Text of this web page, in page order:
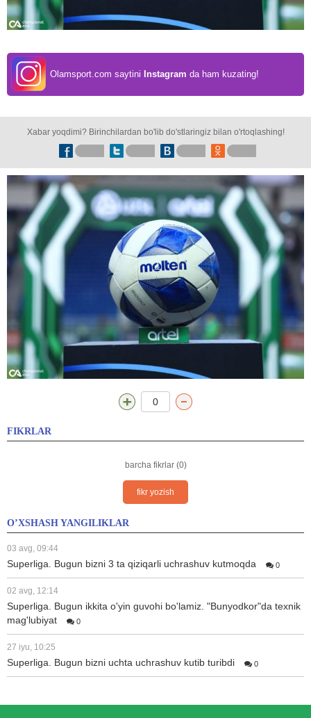
Olamsport.com saytini Instagram da ham kuzating!
Xabar yoqdimi? Birinchilardan bo'lib do'stlaringiz bilan o'rtoqlashing!
0
FIKRLAR
barcha fikrlar (0)
fikr yozish
O’XSHASH YANGILIKLAR
03 avg, 09:44
Superliga. Bugun bizni 3 ta qiziqarli uchrashuv kutmoqda 0
02 avg, 12:14
Superliga. Bugun ikkita o'yin guvohi bo'lamiz. "Bunyodkor"da texnik
mag'lubiyat
0
27 iyu, 10:25
Superliga. Bugun bizni uchta uchrashuv kutib turibdi 0